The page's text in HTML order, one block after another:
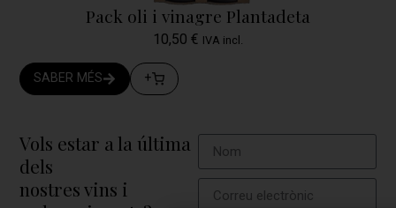
Pack oli i vinagre Plantadeta
10,50 € IVA incl.
SABER MÉS +
Vols estar a la última
dels
nostres vins i